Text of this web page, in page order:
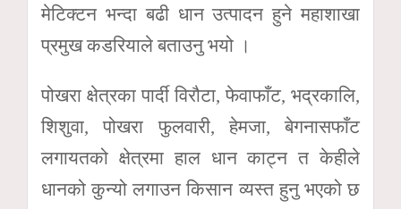
मेटिक्टन भन्दा बढी धान उत्पादन हुने महाशाखा
प्रमुख कडरियाले बताउनु भयो ।
पोखरा क्षेत्रका पार्दी विरौटा, फेवाफाँट, भद्रकालि,
शिशुवा, पोखरा फुलवारी, हेमजा, बेगनासफाँट
लगायतको क्षेत्रमा हाल धान काट्न त केहीले
धानको कुन्यो लगाउन किसान व्यस्त हुनु भएको छ